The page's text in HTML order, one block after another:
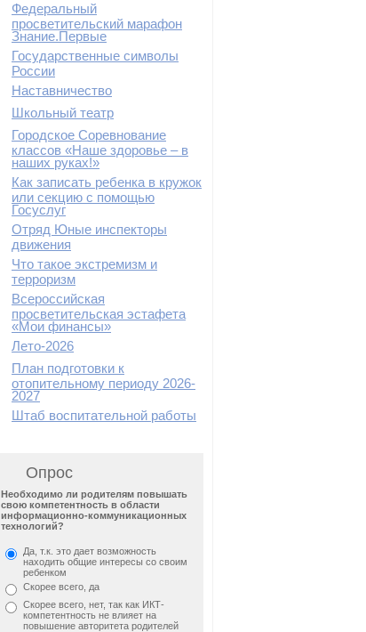
Федеральный
просветительский марафон
Знание.Первые
Государственные символы
России
Наставничество
Школьный театр
Городское Соревнование
классов «Наше здоровье – в
наших руках!»
Как записать ребенка в кружок
или секцию с помощью
Госуслуг
Отряд Юные инспекторы
движения
Что такое экстремизм и
терроризм
Всероссийская
просветительская эстафета
«Мои финансы»
Лето-2026
План подготовки к
отопительному периоду 2026-
2027
Штаб воспитательной работы
Опрос
Необходимо ли родителям повышать
свою компетентность в области
информационно-коммуникационных
технологий?
Да, т.к. это дает возможность
находить общие интересы со своим
ребенком
Скорее всего, да
Скорее всего, нет, так как ИКТ-
компетентность не влияет на
повышение авторитета родителей